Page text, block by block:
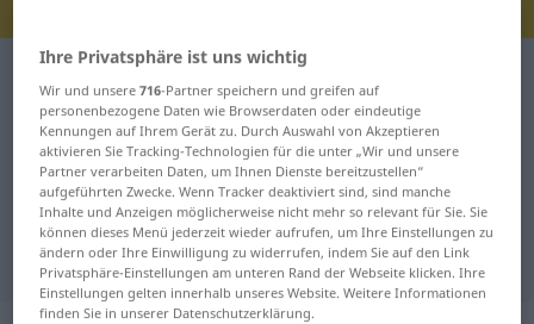
Deutsch-Isländisch Übersetzung
für "demütigen"
"demütigen" Isländisch
Übersetzung
Ihre Privatsphäre ist uns wichtig
Wir und unsere716-Partner speichern und greifen auf
personenbezogene Daten wie Browserdaten oder eindeutige
Kennungen auf Ihrem Gerät zu. Durch Auswahl von Akzeptieren
aktivieren Sie Tracking-Technologien für die unter „Wir und unsere
Partner verarbeiten Daten, um Ihnen Dienste bereitzustellen“
aufgeführten Zwecke. Wenn Tracker deaktiviert sind, sind manche
Inhalte und Anzeigen möglicherweise nicht mehr so relevant für Sie. Sie
können dieses Menü jederzeit wieder aufrufen, um Ihre Einstellungen zu
ändern oder Ihre Einwilligung zu widerrufen, indem Sie auf den Link
Privatsphäre-Einstellungen am unteren Rand der Webseite klicken. Ihre
Einstellungen gelten innerhalb unseres Website. Weitere Informationen
finden Sie in unserer Datenschutzerklärung.